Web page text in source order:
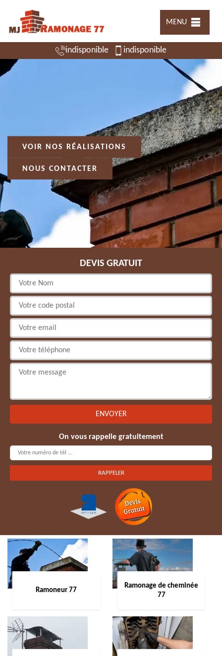
MENU
indisponible indisponible
VOIR NOS RÉALISATIONS
NOUS CONTACTER
DEVIS GRATUIT
On vous rappelle gratuitement
Ramoneur 77
Ramonage de cheminée
77